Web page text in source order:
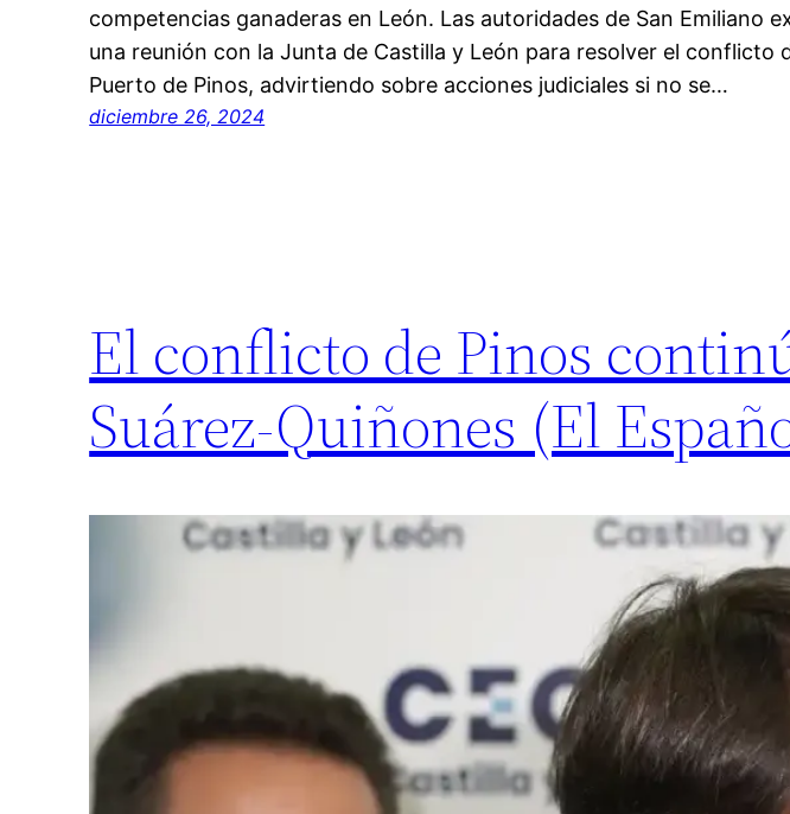
competencias ganaderas en León. Las autoridades de San Emiliano
una reunión con la Junta de Castilla y León para resolver el conflicto
Puerto de Pinos, advirtiendo sobre acciones judiciales si no se…
diciembre 26, 2024
El conflicto de Pinos
Suárez-Quiñones (El